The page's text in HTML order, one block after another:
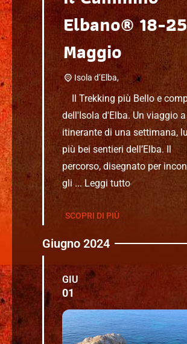
Elbano® 18-25
Maggio
Isola d’Elba,
Il Trekking più Bello e
dell'Isola d'Elba. Un viaggio
itinerante di una settimana,
più bei sentieri dell’Elba. Il
percorso, disegnato per
gli ...Leggi tutto
SCOPRI DI PIÙ
Giugno 2024
GIU
01